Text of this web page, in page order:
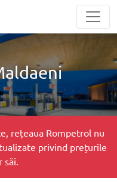
rețeaua Rompetrol nu
privind prețurile
săi.